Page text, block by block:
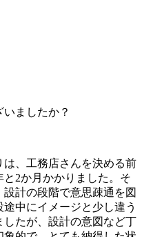
ましたか？
、工務店さんを決める前
2か月かかりました。そ
計の段階で意思疎通を図
中にイメージと少し違う
たが、設計の意図など丁